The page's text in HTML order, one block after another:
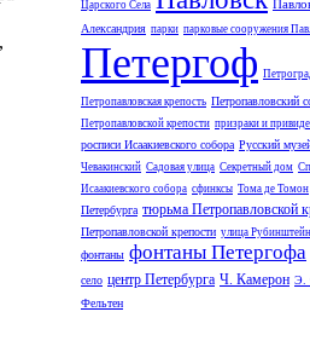
Царского Села
Александрия парки парковые сооружения
Петергоф
Петропавловская крепость Петропавловский
Петропавловской крепости призраки и
росписи Исаакиевского собора Русский
Чевакинский Садовая улица Секретный дом
Исаакиевского собора сфинксы Тома де Томон
Петербурга тюрьма Петропавловской
Петропавловской крепости улица
фонтаны фонтаны Петергофа
село центр Петербурга Ч. Камерон Э.
Фельтен